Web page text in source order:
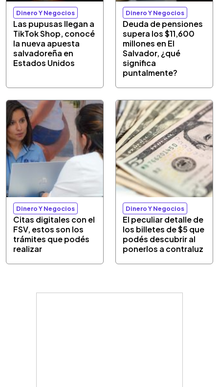
Dinero Y Negocios
Las pupusas llegan a
TikTok Shop, conocé
la nueva apuesta
salvadoreña en
Estados Unidos
Dinero Y Negocios
Deuda de pensiones
supera los $11,600
millones en El
Salvador, ¿qué
significa
puntalmente?
Dinero Y Negocios
Citas digitales con el
FSV, estos son los
trámites que podés
realizar
Dinero Y Negocios
El peculiar detalle de
los billetes de $5 que
podés descubrir al
ponerlos a contraluz